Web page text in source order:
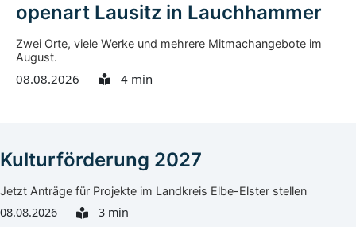
openart Lausitz in Lauchhammer
Zwei Orte, viele Werke und mehrere Mitmachangebote im
August.
08.08.2026 4 min
Kulturförderung 2027
Jetzt Anträge für Projekte im Landkreis Elbe-Elster stellen
08.08.2026 3 min